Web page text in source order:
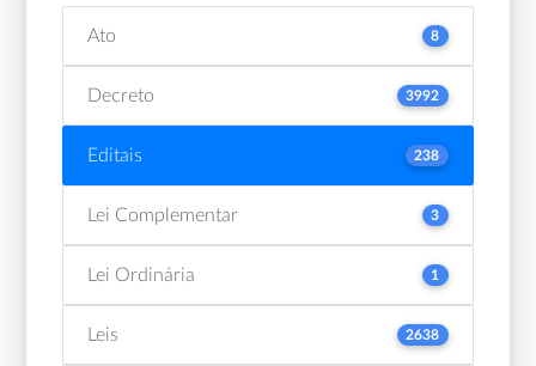
Ato 8
Decreto 3992
Editais 238
Lei Complementar 3
Lei Ordinária 1
Leis 2638